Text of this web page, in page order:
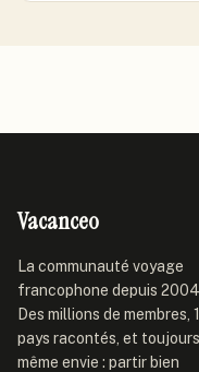
Vacanceo
La communauté voyage
francophone depuis
Des millions de membres,
pays racontés, et
même envie : partir bien